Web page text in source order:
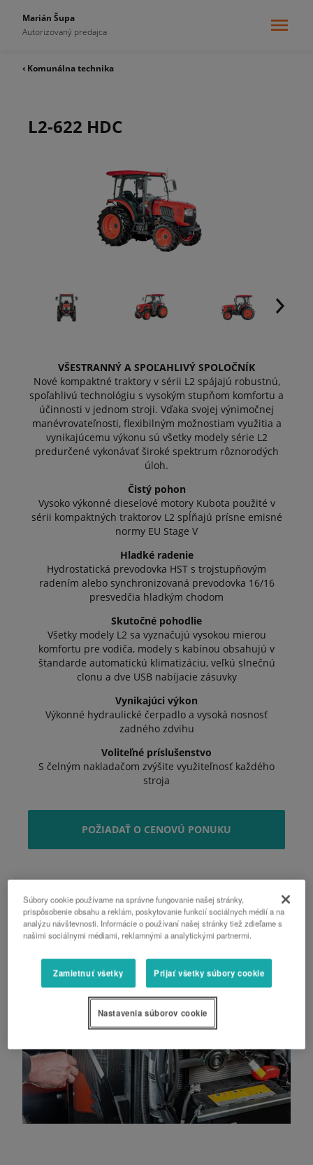
Marián Šupa
Autorizovaný predajca
‹ Komunálna technika
L2-622 HDC
VŠESTRANNÝ A SPOĽAHLIVÝ SPOLOČNÍK
Nové kompaktné traktory v sérii L2 spájajú robustnú,
spoľahlivú technológiu s vysokým stupňom komfortu a
účinnosti v jednom stroji. Vďaka svojej výnimočnej
manévrovateľnosti, flexibilným možnostiam využitia a
vynikajúcemu výkonu sú všetky modely série L2
predurčené vykonávať široké spektrum rôznorodých
úloh.
Čistý pohon
Vysoko výkonné dieselové motory Kubota použité v
sérii kompaktných traktorov L2 spĺňajú prísne emisné
normy EU Stage V
Hladké radenie
Hydrostatická prevodovka HST s trojstupňovým
radením alebo synchronizovaná prevodovka 16/16
presvedčia hladkým chodom
Skutočné pohodlie
Všetky modely L2 sa vyznačujú vysokou mierou
komfortu pre vodiča, modely s kabínou obsahujú v
štandarde automatickú klimatizáciu, veľkú slnečnú
clonu a dve USB nabíjacie zásuvky
Vynikajúci výkon
Výkonné hydraulické čerpadlo a vysoká nosnosť
zadného zdvihu
Voliteľné príslušenstvo
S čelným nakladačom zvýšite využiteľnosť každého
stroja
POŽIADAŤ O CENOVÚ PONUKU
Súbory cookie používame na správne fungovanie našej stránky,
prispôsobenie obsahu a reklám, poskytovanie funkcií sociálnych médií a na
analýzu návštevnosti. Informácie o používaní našej stránky tiež zdieľame s
našimi sociálnymi médiami, reklamnými a analytickými partnermi.
Zamietnuť všetky Prijať všetky súbory cookie
Nastavenia súborov cookie